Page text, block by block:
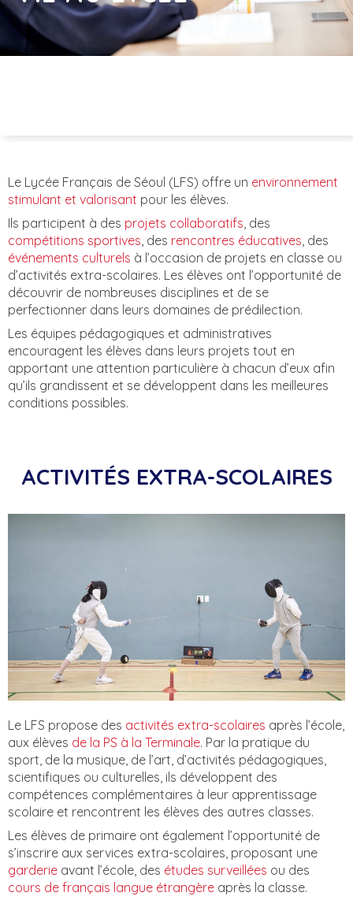
Le Lycée Français de Séoul (LFS) offre un environnement
stimulant et valorisant pour les élèves.
Ils participent à des projets collaboratifs, des
compétitions sportives, des rencontres éducatives, des
événements culturels à l’occasion de projets en classe ou
d’activités extra-scolaires. Les élèves ont l’opportunité de
découvrir de nombreuses disciplines et de se
perfectionner dans leurs domaines de prédilection.
Les équipes pédagogiques et administratives
encouragent les élèves dans leurs projets tout en
apportant une attention particulière à chacun d’eux afin
qu’ils grandissent et se développent dans les meilleures
conditions possibles.
ACTIVITÉS EXTRA-SCOLAIRES
Le LFS propose des activités extra-scolaires après l’école,
aux élèves de la PS à la Terminale. Par la pratique du
sport, de la musique, de l’art, d’activités pédagogiques,
scientifiques ou culturelles, ils développent des
compétences complémentaires à leur apprentissage
scolaire et rencontrent les élèves des autres classes.
Les élèves de primaire ont également l’opportunité de
s’inscrire aux services extra-scolaires, proposant une
garderie avant l’école, des études surveillées ou des
cours de français langue étrangère après la classe.